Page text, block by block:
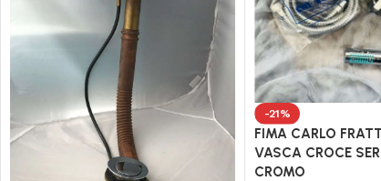
-21%
FIMA CARLO
VASCA CROCE
CROMO